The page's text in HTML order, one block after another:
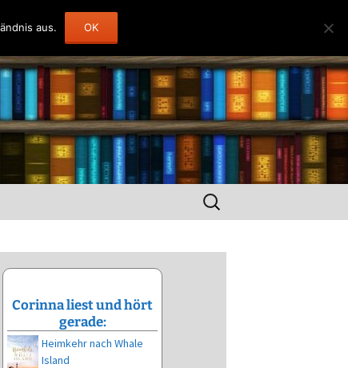
Suchen
nach:
Corinna liest und hört
gerade:
Heimkehr nach Whale
Island
aus. OK